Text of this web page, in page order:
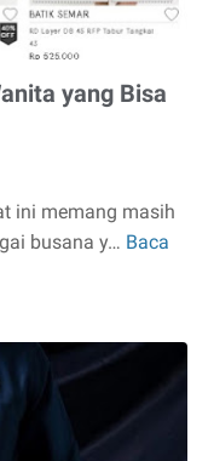
yang Bisa
ini memang masih
busana y… Baca